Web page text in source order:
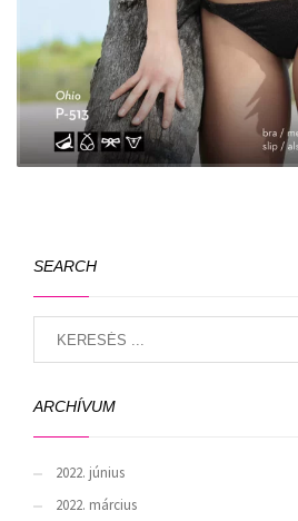
SEARCH
ARCHÍVUM
2022. június
2022. március